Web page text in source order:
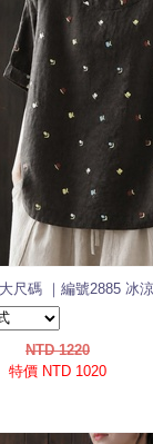
尺碼 ｜編號2885 冰
NTD 1220
特價 NTD 1020